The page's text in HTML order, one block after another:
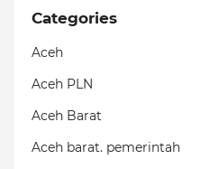
Categories
Aceh
Aceh PLN
Aceh Barat
Aceh barat. pemerintah